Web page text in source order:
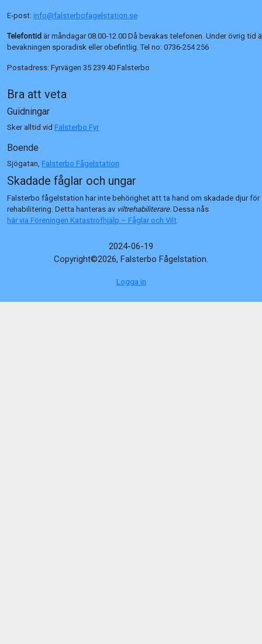
E-post: info@falsterbofagelstation.se
Telefontid är måndagar 08.00-12.00 Då bevakas telefonen. Under övrig tid
bevakningen sporadisk eller obefintlig. Tel no: 0736-254 256
Postadress: Fyrvägen 35 239 40 Falsterbo
Bra att veta
Guidningar
Sker alltid vid Falsterbo Fyr
Boende
Sjögatan, Falsterbo Fågelstation
Skadade fåglar och ungar
Falsterbo fågelstation har inte behörighet att ta hand om skadade djur för
rehabilitering. Detta hanteras av viltrehabiliterare. Dessa nås
här via Föreningen Katastrofhjälp – Fåglar och Vilt.
2024-06-19
Copyright©2026, Falsterbo Fågelstation.
Logga in